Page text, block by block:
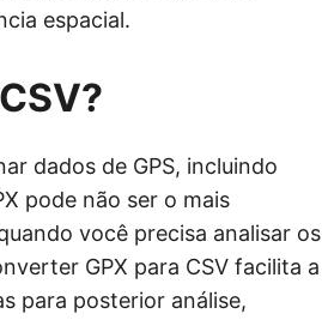
espacial.
dados de GPS, incluindo
pode não ser o mais
você precisa analisar os
GPX para CSV facilita a
para posterior análise,